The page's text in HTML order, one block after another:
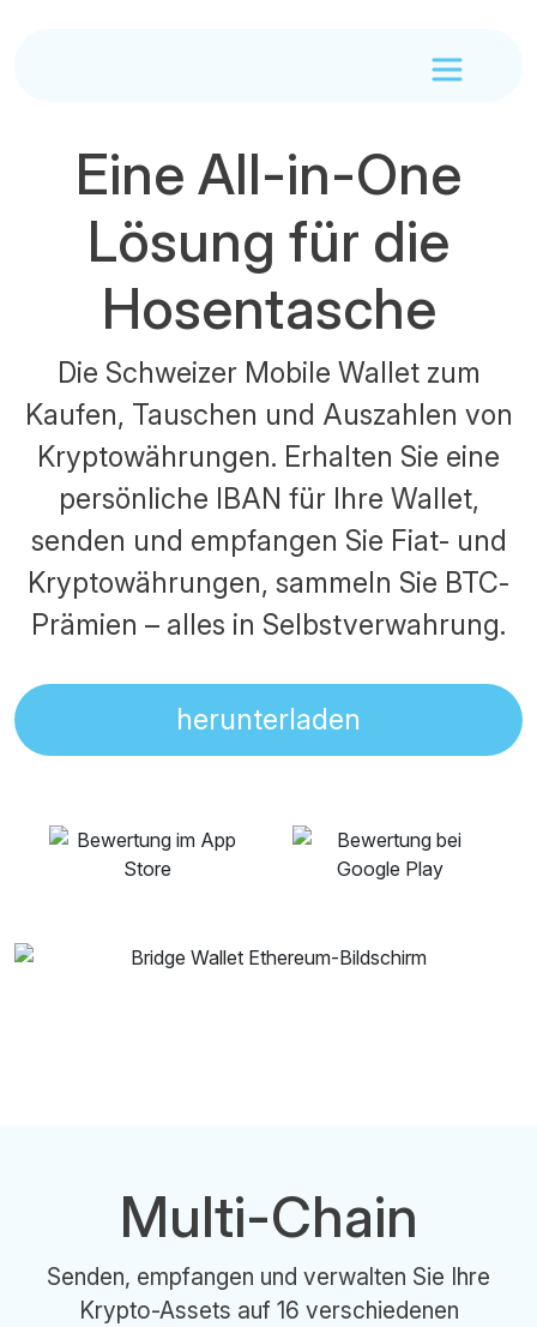
Eine All-in-One
Lösung für die
Hosentasche
Die Schweizer Mobile Wallet zum
Kaufen, Tauschen und Auszahlen von
Kryptowährungen. Erhalten Sie eine
persönliche IBAN für Ihre Wallet,
senden und empfangen Sie Fiat- und
Kryptowährungen, sammeln Sie BTC-
Prämien – alles in Selbstverwahrung.
herunterladen
Multi-Chain
Senden, empfangen und verwalten Sie Ihre
Krypto-Assets auf 16 verschiedenen